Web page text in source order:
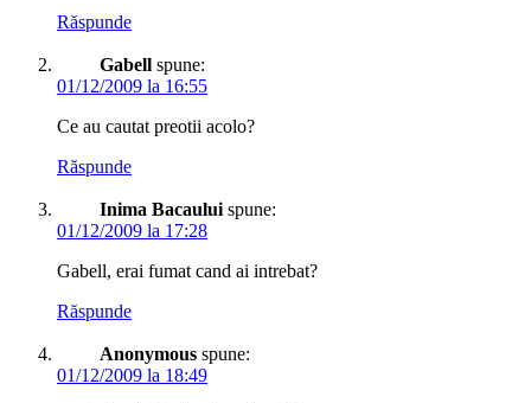
Răspunde
Gabell spune:
01/12/2009 la 16:55
Ce au cautat preotii acolo?
Răspunde
Inima Bacaului spune:
01/12/2009 la 17:28
Gabell, erai fumat cand ai intrebat?
Răspunde
Anonymous spune:
01/12/2009 la 18:49